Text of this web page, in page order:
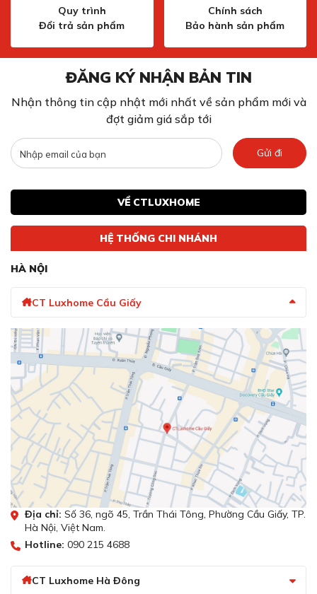
Quy trình
Đổi trả sản phẩm
Chính sách
Bảo hành sản phẩm
ĐĂNG KÝ NHẬN BẢN TIN
Nhận thông tin cập nhật mới nhất về sản phẩm mới và
đợt giảm giá sắp tới
Gửi đi
VỀ CTLUXHOME
HỆ THỐNG CHI NHÁNH
HÀ NỘI
CT Luxhome Cầu Giấy
Địa chỉ: Số 36, ngõ 45, Trần Thái Tông, Phường Cầu Giấy, TP.
Hà Nội, Việt Nam.
Hotline: 090 215 4688
CT Luxhome Hà Đông